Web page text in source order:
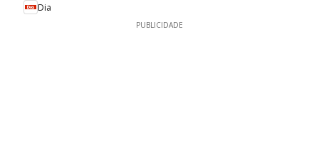
Dia
PUBLICIDADE